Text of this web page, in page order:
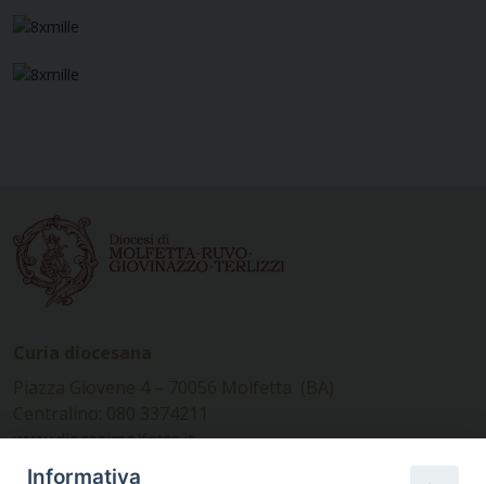
www.diocesimolfetta.it –
diocesimolfetta@pec.chiesacattolica.it
Informativa